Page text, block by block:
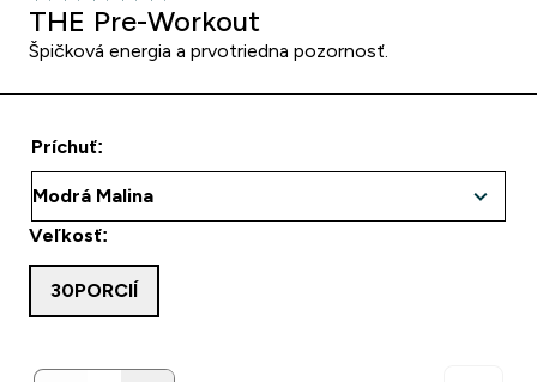
THE Pre-Workout
Špičková energia a prvotriedna pozornosť.
Príchuť:
Veľkosť:
30PORCIÍ